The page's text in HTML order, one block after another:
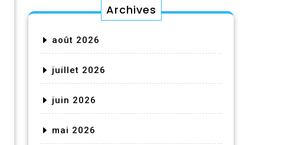
Archives
août 2026
juillet 2026
juin 2026
mai 2026